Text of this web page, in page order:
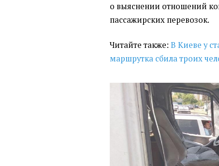
о выяснении отношений
пассажирских перевозок.
Читайте также:В Киеве у
маршрутка сбила троих